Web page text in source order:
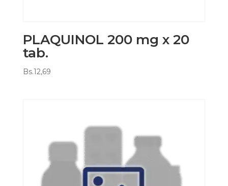
PLAQUINOL 200 mg x 20
tab.
Bs.12,69